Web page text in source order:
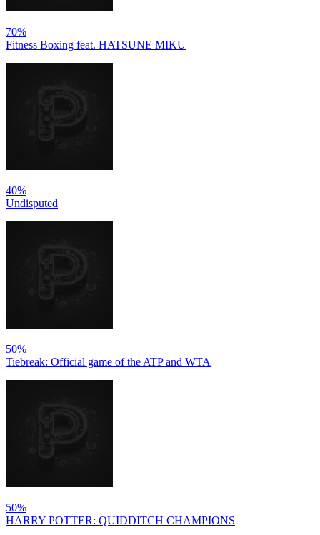
70%
Fitness Boxing feat. HATSUNE MIKU
40%
Undisputed
50%
Tiebreak: Official game of the ATP and WTA
50%
HARRY POTTER: QUIDDITCH CHAMPIONS